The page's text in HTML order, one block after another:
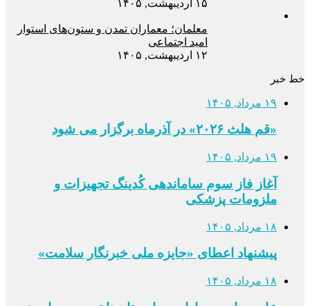
۱۵ اردیبهشت, ۱۴۰۵
معلمان؛ معماران تمدن و ستون‌های استوار
امید اجتماعی
۱۲ اردیبهشت, ۱۴۰۵
خط خبر
۱۹ مرداد, ۱۴۰۵
«قم هلث ۲۰۲۶» در آذرماه برگزار می شود
۱۹ مرداد, ۱۴۰۵
آغاز فاز سوم ساماندهی کُدینگ تجهیزات و
ملزومات پزشکی
۱۸ مرداد, ۱۴۰۵
پیشنهاد اعطای «جایزه ملی خبرنگار سلامت»
۱۸ مرداد, ۱۴۰۵